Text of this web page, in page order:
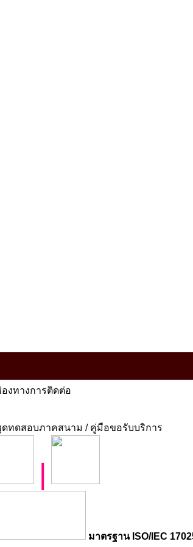
งทางการติดต่อ
ทดสอบภาคสนาม / คู่มือขอรับบริการ
มาตรฐาน ISO/IEC